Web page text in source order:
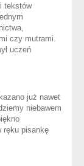
tekstów
czy mutrami.
uczeń
już nawet
niebawem
ręku pisankę